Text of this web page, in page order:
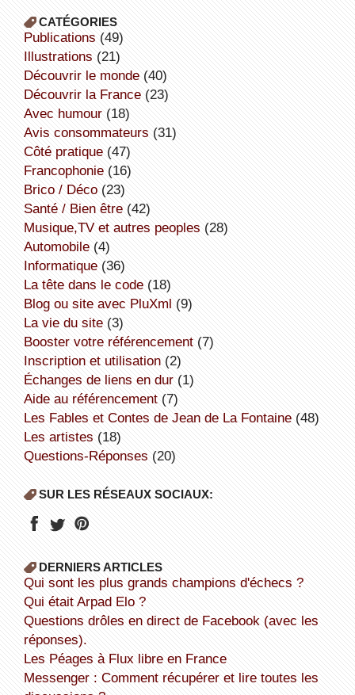
CATÉGORIES
publications (49)
illustrations (21)
découvrir le monde(40)
découvrir la France(23)
avec humour(18)
avis consommateurs (31)
côté pratique(47)
Francophonie(16)
Brico / Déco(23)
Santé / Bien être(42)
Musique,TV et autres peoples (28)
Automobile(4)
informatique(36)
la tête dans le code(18)
Blog ou site avec PluXml (9)
la vie du site(3)
booster votre référencement(7)
inscription et utilisation(2)
échanges de liens en dur(1)
aide au référencement(7)
Les Fables et Contes de Jean de La Fontaine(48)
Les artistes (18)
Questions-Réponses (20)
SUR LES RÉSEAUX SOCIAUX:
DERNIERS ARTICLES
Qui sont les plus grands champions d'échecs ?
Qui était Arpad Elo ?
Questions drôles en direct de Facebook (avec les
réponses).
Les Péages à Flux libre en France
Messenger : Comment récupérer et lire toutes les